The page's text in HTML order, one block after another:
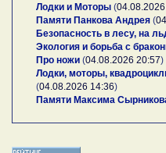
Лодки и Моторы (
Памяти Панкова Андрея (
Безопасность в лесу, на
Экология и борьба с
Про ножи (04.08.2026 20:57)
Лодки, моторы,
(04.08.2026 14:36)
Памяти Максима